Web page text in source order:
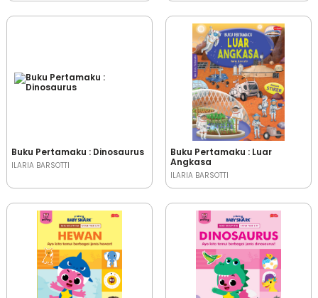
Buku Pertamaku : Dinosaurus
ILARIA BARSOTTI
Buku Pertamaku : Luar
Angkasa
ILARIA BARSOTTI